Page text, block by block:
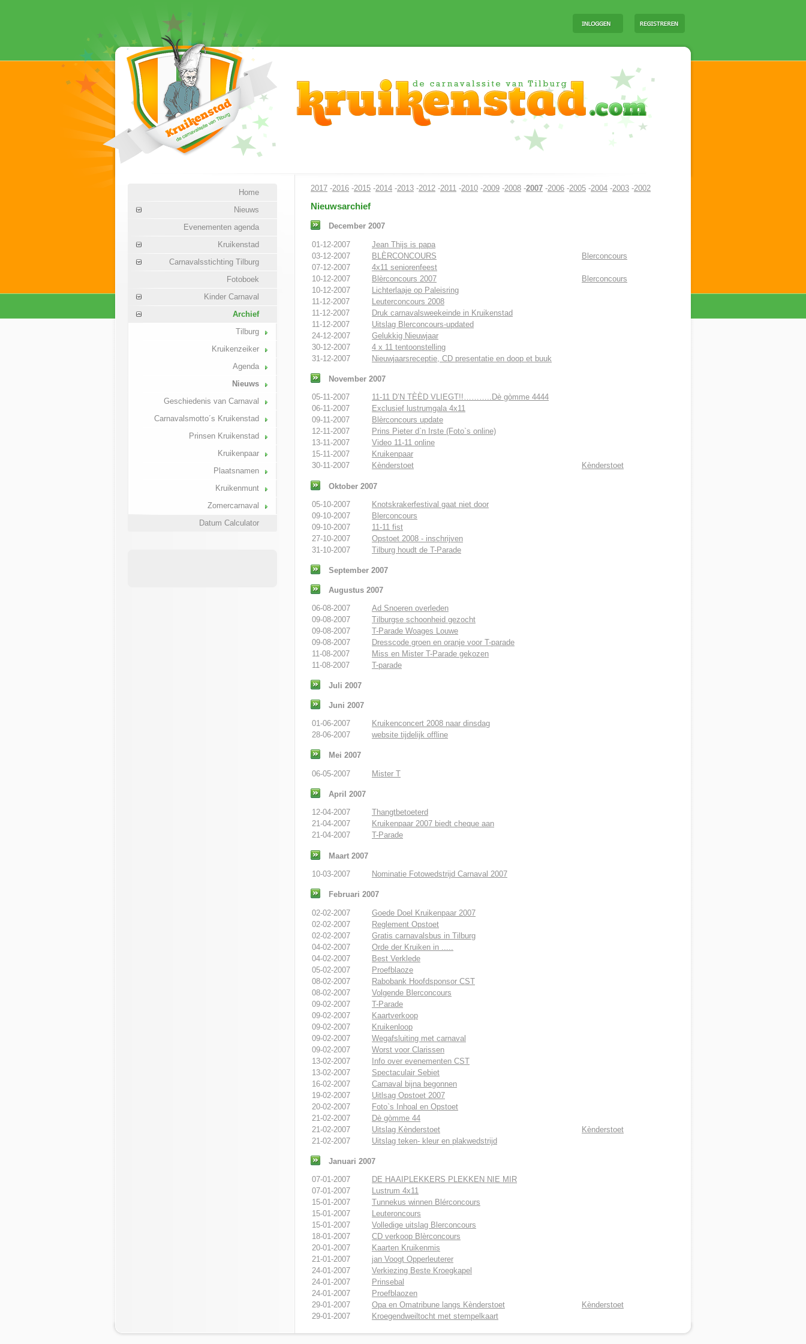
Home
Nieuws
Evenementen agenda
Kruikenstad
Carnavalsstichting Tilburg
Fotoboek
Kinder Carnaval
Archief
Tilburg
Kruikenzeiker
Agenda
Nieuws
Geschiedenis van Carnaval
Carnavalsmotto´s Kruikenstad
Prinsen Kruikenstad
Kruikenpaar
Plaatsnamen
Kruikenmunt
Zomercarnaval
Datum Calculator
2017 -2016 -2015 -2014 -2013 -2012 -2011 -2010 -2009 -2008 -2007 -2006 -2005 -2004 -2003 -2002
Nieuwsarchief
December 2007
01-12-2007
Jean Thijs is papa
03-12-2007
BLÈRCONCOURS
Blerconcours
07-12-2007
4x11 seniorenfeest
10-12-2007
Blèrconcours 2007
Blerconcours
10-12-2007
Lichterlaaje op Paleisring
11-12-2007
Leuterconcours 2008
11-12-2007
Druk carnavalsweekeinde in Kruikenstad
11-12-2007
Uitslag Blerconcours-updated
24-12-2007
Gelukkig Nieuwjaar
30-12-2007
4 x 11 tentoonstelling
31-12-2007
Nieuwjaarsreceptie, CD presentatie en doop et buuk
November 2007
05-11-2007
11-11 D’N TÈÈD VLIEGT!!………..Dè gòmme 4444
06-11-2007
Exclusief lustrumgala 4x11
09-11-2007
Blèrconcours update
12-11-2007
Prins Pieter d`n Irste (Foto`s online)
13-11-2007
Video 11-11 online
15-11-2007
Kruikenpaar
30-11-2007
Kènderstoet Kènderstoet
Oktober 2007
05-10-2007
Knotskrakerfestival gaat niet door
09-10-2007
Blerconcours
09-10-2007
11-11 fist
27-10-2007
Opstoet 2008 - inschrijven
31-10-2007
Tilburg houdt de T-Parade
September 2007
Augustus 2007
06-08-2007
Ad Snoeren overleden
09-08-2007
Tilburgse schoonheid gezocht
09-08-2007
T-Parade Woages Louwe
09-08-2007
Dresscode groen en oranje voor T-parade
11-08-2007
Miss en Mister T-Parade gekozen
11-08-2007
T-parade
Juli 2007
Juni 2007
01-06-2007
Kruikenconcert 2008 naar dinsdag
28-06-2007
website tijdelijk offline
Mei 2007
06-05-2007 Mister T
April 2007
12-04-2007
Thangtbetoeterd
21-04-2007
Kruikenpaar 2007 biedt cheque aan
21-04-2007
T-Parade
Maart 2007
10-03-2007 Nominatie Fotowedstrijd Carnaval 2007
Februari 2007
02-02-2007
Goede Doel Kruikenpaar 2007
02-02-2007
Reglement Opstoet
02-02-2007
Gratis carnavalsbus in Tilburg
04-02-2007
Orde der Kruiken in .....
04-02-2007
Best Verklede
05-02-2007
Proefblaoze
08-02-2007
Rabobank Hoofdsponsor CST
08-02-2007
Volgende Blerconcours
09-02-2007
T-Parade
09-02-2007
Kaartverkoop
09-02-2007
Kruikenloop
09-02-2007
Wegafsluiting met carnaval
09-02-2007
Worst voor Clarissen
13-02-2007
Info over evenementen CST
13-02-2007
Spectaculair Sebiet
16-02-2007
Carnaval bijna begonnen
19-02-2007
Uitlsag Opstoet 2007
20-02-2007
Foto`s Inhoal en Opstoet
21-02-2007
Dè gòmme 44
21-02-2007
Uitslag Kènderstoet
Kènderstoet
21-02-2007
Uitslag teken- kleur en plakwedstrijd
Januari 2007
07-01-2007
DE HAAIPLEKKERS PLEKKEN NIE MIR
07-01-2007
Lustrum 4x11
15-01-2007
Tunnekus winnen Blérconcours
15-01-2007
Leuteroncours
15-01-2007
Volledige uitslag Blerconcours
18-01-2007
CD verkoop Blèrconcours
20-01-2007
Kaarten Kruikenmis
21-01-2007
jan Voogt Opperleuterer
24-01-2007
Verkiezing Beste Kroegkapel
24-01-2007
Prinsebal
24-01-2007
Proefblaozen
29-01-2007
Opa en Omatribune langs Kènderstoet
Kènderstoet
29-01-2007
Kroegendweiltocht met stempelkaart